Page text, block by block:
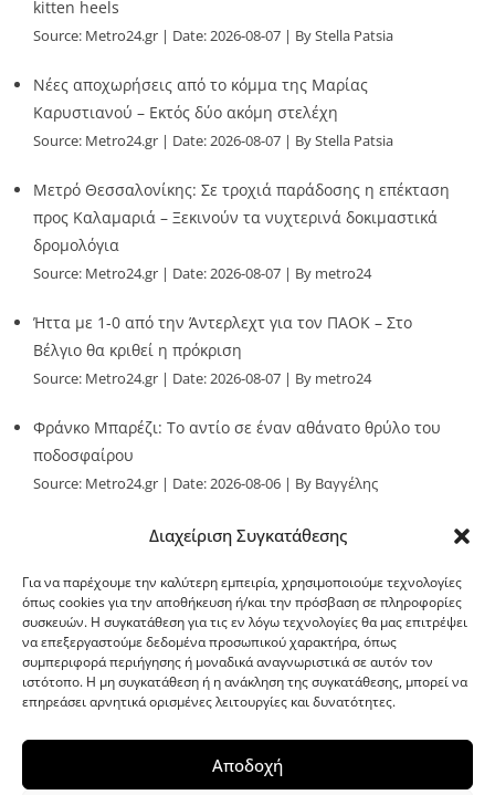
Διαχείριση Συγκατάθεσης
Για να παρέχουμε την καλύτερη εμπειρία, χρησιμοποιούμε τεχνολογίες
όπως cookies για την αποθήκευση ή/και την πρόσβαση σε πληροφορίες
συσκευών. Η συγκατάθεση για τις εν λόγω τεχνολογίες θα μας επιτρέψει
να επεξεργαστούμε δεδομένα προσωπικού χαρακτήρα, όπως
συμπεριφορά περιήγησης ή μοναδικά αναγνωριστικά σε αυτόν τον
ιστότοπο. Η μη συγκατάθεση ή η ανάκληση της συγκατάθεσης, μπορεί να
επηρεάσει αρνητικά ορισμένες λειτουργίες και δυνατότητες.
Αποδοχή
kitten heels
Source: Metro24.gr Date: 2026-08-07 By Stella Patsia
Νέες αποχωρήσεις από το κόμμα της Μαρίας
Καρυστιανού – Εκτός δύο ακόμη στελέχη
Source: Metro24.gr Date: 2026-08-07 By Stella Patsia
Μετρό Θεσσαλονίκης: Σε τροχιά παράδοσης η επέκταση
προς Καλαμαριά – Ξεκινούν τα νυχτερινά δοκιμαστικά
δρομολόγια
Source: Metro24.gr Date: 2026-08-07 By metro24
Ήττα με 1-0 από την Άντερλεχτ για τον ΠΑΟΚ – Στο
Βέλγιο θα κριθεί η πρόκριση
Source: Metro24.gr Date: 2026-08-07 By metro24
Φράνκο Μπαρέζι: Το αντίο σε έναν αθάνατο θρύλο του
ποδοσφαίρου
Source: Metro24.gr Date: 2026-08-06
By Βαγγέλης
G-point.gr